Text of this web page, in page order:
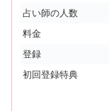
占い師の人数
料金
登録
初回登録特典